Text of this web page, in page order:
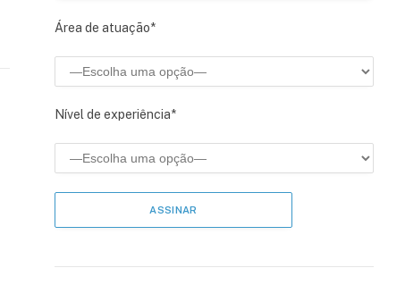
Área de atuação*
Nível de experiência*